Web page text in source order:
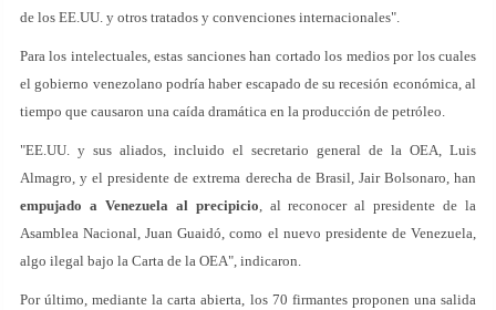
de los EE.UU. y otros tratados y convenciones internacionales".
Para los intelectuales, estas sanciones han cortado los medios por los cuales
el gobierno venezolano podría haber escapado de su recesión económica, al
tiempo que causaron una caída dramática en la producción de petróleo.
"EE.UU. y sus aliados, incluido el secretario general de la OEA, Luis
Almagro, y el presidente de extrema derecha de Brasil, Jair Bolsonaro, han
empujado a Venezuela al precipicio, al reconocer al presidente de la
Asamblea Nacional, Juan Guaidó, como el nuevo presidente de Venezuela,
algo ilegal bajo la Carta de la OEA", indicaron.
Por último, mediante la carta abierta, los 70 firmantes proponen una salida